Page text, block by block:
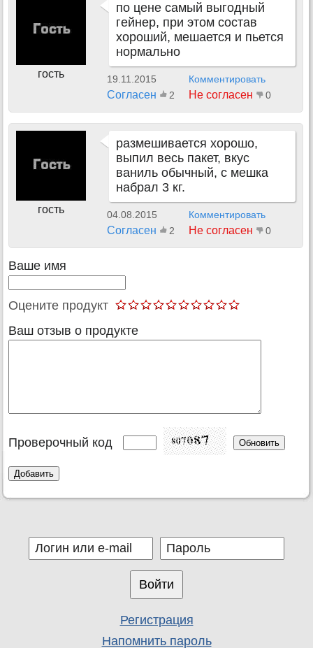
гость
по цене самый выгодный
гейнер, при этом состав
хороший, мешается и пьется
нормально
19.11.2015 Комментировать
Согласен 2 Не согласен 0
гость
размешивается хорошо,
выпил весь пакет, вкус
ваниль обычный, с мешка
набрал 3 кг.
04.08.2015 Комментировать
Согласен 2 Не согласен 0
Ваше имя
Оцените продукт
Ваш отзыв о продукте
Проверочный код
Регистрация
Напомнить пароль